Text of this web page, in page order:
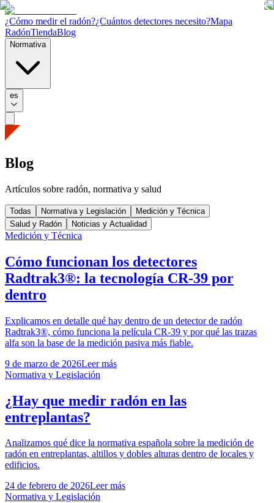
¿Cómo medir el radón?¿Cuántos detectores necesito?Mapa
RadónTiendaBlog
Normativa
es
Blog
Artículos sobre radón, normativa y salud
Todas Normativa y Legislación
Medición y Técnica
Salud y Radón
Noticias y Actualidad
Medición y Técnica
Cómo funcionan los detectores
Radtrak3®: la tecnología CR-39 por
dentro
Explicamos en detalle qué hay dentro de un detector de radón
Radtrak3®, cómo funciona la película CR-39 y por qué las trazas
alfa son la base de la medición pasiva más fiable.
9 de marzo de 2026Leer más
Normativa y Legislación
¿Hay que medir radón en las
entreplantas?
Analizamos qué dice la normativa española sobre la medición de
radón en entreplantas, altillos y dobles alturas dentro de locales y
edificios.
24 de febrero de 2026Leer más
Normativa y Legislación